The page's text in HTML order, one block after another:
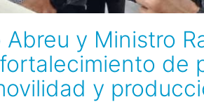
y Ministro
de
y